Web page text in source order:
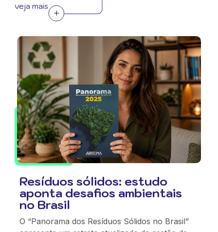
veja mais
Resíduos sólidos: estudo
aponta desafios ambientais
no Brasil
O “Panorama dos Resíduos Sólidos no Brasil”